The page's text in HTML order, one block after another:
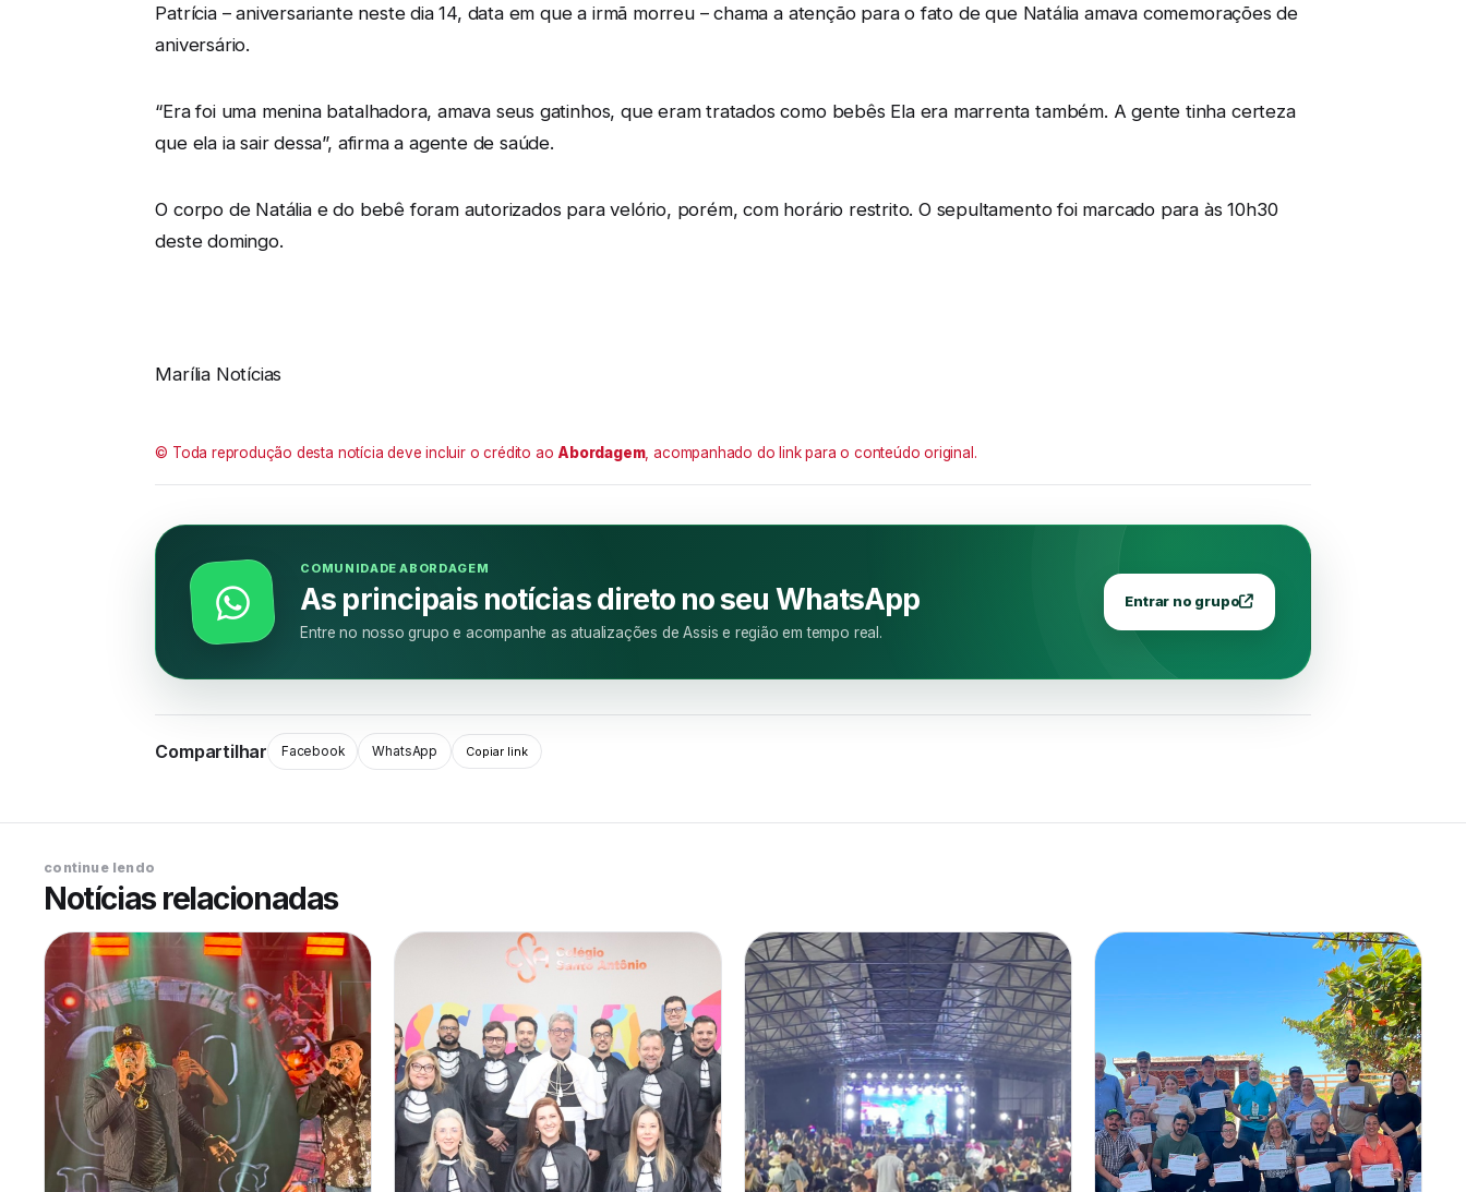
Patrícia – aniversariante neste dia 14, data em que a irmã morreu – chama a atenção para o fato de que Natália amava comemorações de
aniversário.
“Era foi uma menina batalhadora, amava seus gatinhos, que eram tratados como bebês Ela era marrenta também. A gente tinha certeza
que ela ia sair dessa”, afirma a agente de saúde.
O corpo de Natália e do bebê foram autorizados para velório, porém, com horário restrito. O sepultamento foi marcado para às 10h30
deste domingo.
Marília Notícias
© Toda reprodução desta notícia deve incluir o crédito ao Abordagem, acompanhado do link para o conteúdo original.
COMUNIDADE ABORDAGEM
As principais notícias direto no seu WhatsApp
Entre no nosso grupo e acompanhe as atualizações de Assis e região em tempo real.
Entrar no grupo
Compartilhar Facebook WhatsApp Copiar link
continue lendo
Notícias relacionadas